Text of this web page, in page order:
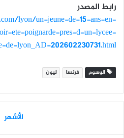
رابط المصدر
lyon/un-jeune-de-15-ans-en-
ete-poignarde-pres-d-un-lycee-
de-lyon_AD-202602230731.html
الوسوم فرنسا ليون
الأشهر